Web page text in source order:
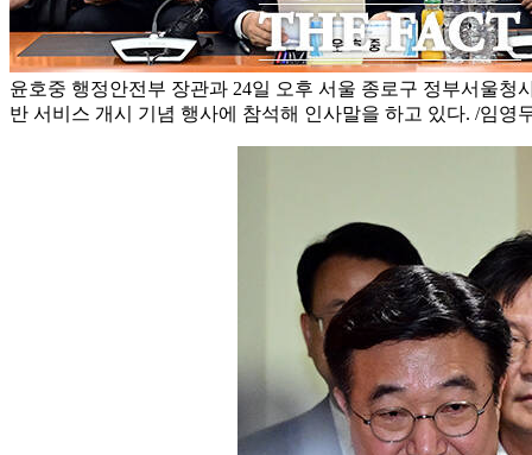
윤호중 행정안전부 장관과 24일 오후 서울 종로구 정부서울청
반 서비스 개시 기념 행사에 참석해 인사말을 하고 있다. /임영